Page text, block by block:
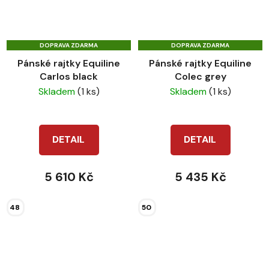
DOPRAVA ZDARMA
Pánské rajtky Equiline
Carlos black
Skladem(1 ks)
DETAIL
5 610 Kč
48
DOPRAVA ZDARMA
Pánské rajtky Equiline
Colec grey
Skladem(1 ks)
DETAIL
5 435 Kč
50